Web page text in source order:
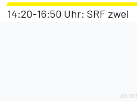
14:20-16:50 Uhr: SRF zwei